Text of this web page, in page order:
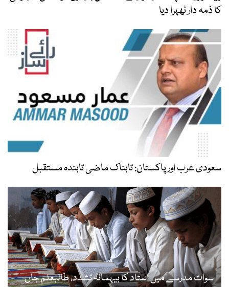
کا ذمہ دار ٹھہرا دیا
سعودی عرب اور پاکستان: تابناک ماضی تابندہ مستقبل
سوات مدرسے میں استاد کا بیہمانہ تشدد، طالبعلم جاں